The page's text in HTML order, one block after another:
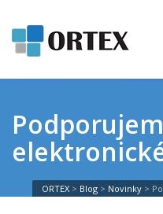
ORTEX > Blog > Novinky >